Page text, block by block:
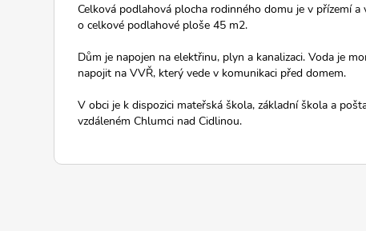
Celková podlahová plocha rodinného domu je v přízemí
o celkové podlahové ploše 45 m2.
Dům je napojen na elektřinu, plyn a kanalizaci. Voda je
napojit na VVŘ, který vede v komunikaci před domem.
V obci je k dispozici mateřská škola, základní škola a
vzdáleném Chlumci nad Cidlinou.